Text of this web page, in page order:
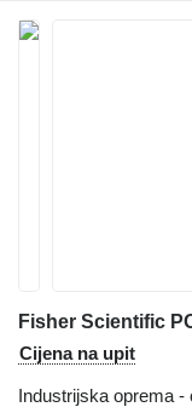
Fisher Scientific
Cijena na upit
Industrijska oprema -